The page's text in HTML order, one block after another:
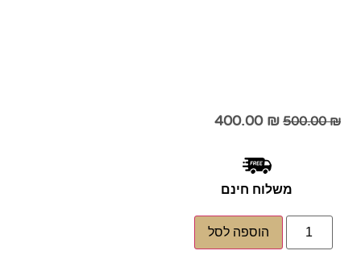
500.00₪
400.00 ₪
משלוח חינם
הוספה לסל